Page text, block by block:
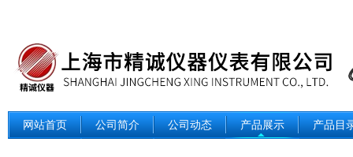
网站首页 公司简介 公司动态 产品展示 产品目